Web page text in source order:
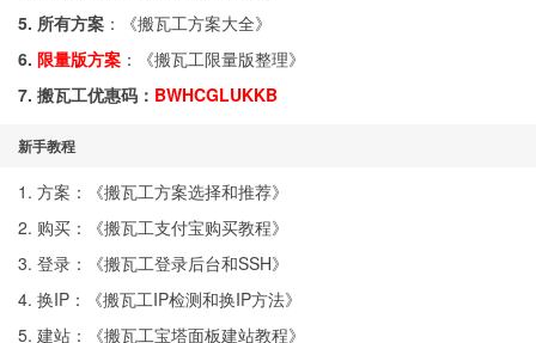
5. 所有方案 ：《搬瓦工方案大全》
6. 限量版方案 ：《搬瓦工限量版整理》
7. 搬瓦工优惠码： BWHCGLUKKB
新手教程
1. 方案：《搬瓦工方案选择和推荐》
2. 购买：《搬瓦工支付宝购买教程》
3. 登录：《搬瓦工登录后台和SSH》
4. 换IP：《搬瓦工IP检测和换IP方法》
5. 建站：《搬瓦工宝塔面板建站教程》